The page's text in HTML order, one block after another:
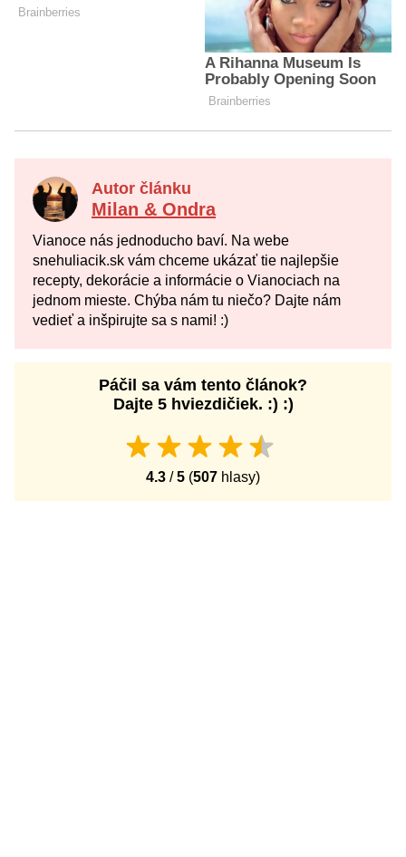
Autor článku
Milan & Ondra
Vianoce nás jednoducho baví. Na webe
snehuliacik.sk vám chceme ukázať tie najlepšie
recepty, dekorácie a informácie o Vianociach na
jednom mieste. Chýba nám tu niečo? Dajte nám
vedieť a inšpirujte sa s nami! :)
Páčil sa vám tento článok?
Dajte 5 hviezdičiek. :) :)
4.3 /5 (507 hlasy)